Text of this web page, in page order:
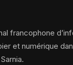
francophone
et numérique